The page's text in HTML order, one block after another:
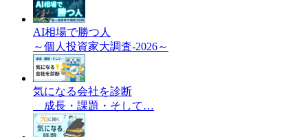
AI相場で勝つ人
～個人投資家大調査-2026～
気になる会社を診断
成長・課題・そして…